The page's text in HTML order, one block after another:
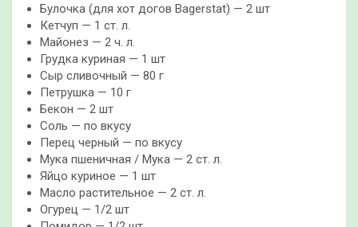
Булочка (для хот догов Bagerstat) — 2 шт
Кетчуп — 1 ст. л.
Майонез — 2 ч. л.
Грудка куриная — 1 шт
Сыр сливочный — 80 г
Петрушка — 10 г
Бекон — 2 шт
Соль — по вкусу
Перец черный — по вкусу
Мука пшеничная / Мука — 2 ст. л.
Яйцо куриное — 1 шт
Масло растительное — 2 ст. л.
Огурец — 1/2 шт